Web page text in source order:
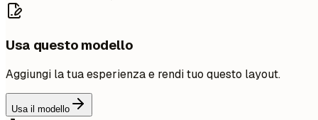
Usa questo modello
Aggiungi la tua esperienza e rendi tuo questo layout.
Usa il modello